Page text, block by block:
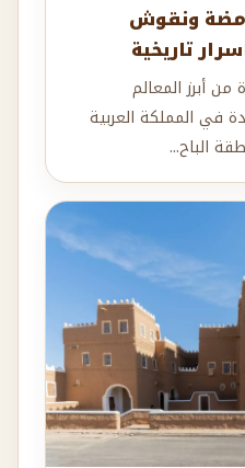
ونقوش
تاريخية
أبرز المعالم
في المملكة العربية
الباح...